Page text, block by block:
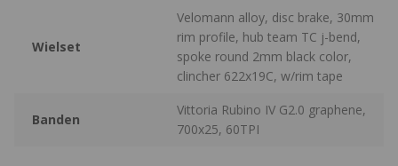
Wielset
Velomann alloy, disc brake, 30mm
rim profile, hub team TC j-bend,
spoke round 2mm black color,
clincher 622x19C, w/rim tape
Banden
Vittoria Rubino IV G2.0 graphene,
700x25, 60TPI